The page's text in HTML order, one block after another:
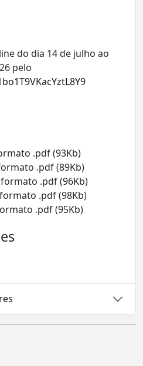
do dia 14 de julho ao
pelo
.pdf (93Kb)
.pdf (89Kb)
.pdf (96Kb)
.pdf (98Kb)
.pdf (95Kb)